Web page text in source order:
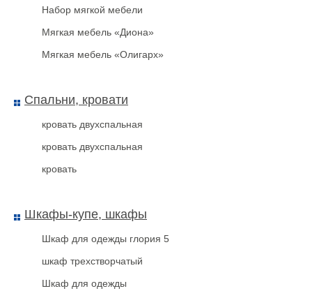
Набор мягкой мебели
Мягкая мебель «Диона»
Мягкая мебель «Олигарх»
Спальни, кровати
кровать двухспальная
кровать двухспальная
кровать
Шкафы-купе, шкафы
Шкаф для одежды глория 5
шкаф трехстворчатый
Шкаф для одежды